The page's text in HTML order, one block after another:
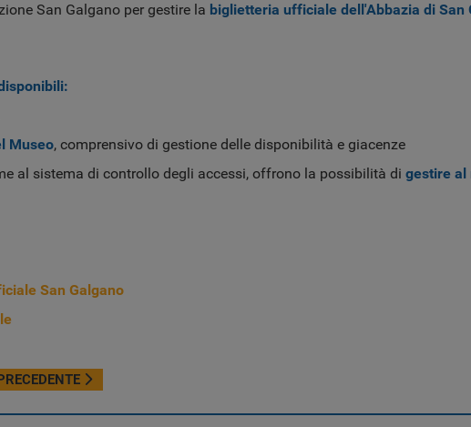
San Galgano per gestire la biglietteria ufficiale dell'Abbazia di San
Museo, comprensivo di gestione delle disponibilità e giacenze
al sistema di controllo degli accessi, offrono la possibilità di gestire al
San Galgano
PER PISTA AZZURRA GO-KART
TICKA SISTEMA DI BIGLIETTERIA PER I MUSEI CIVICI DI PAVIA